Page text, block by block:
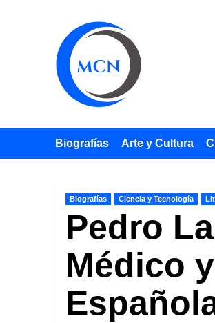
Biografías Arte y Cultura
Biografías Ciencia y Tecnología
Pedro
Médico